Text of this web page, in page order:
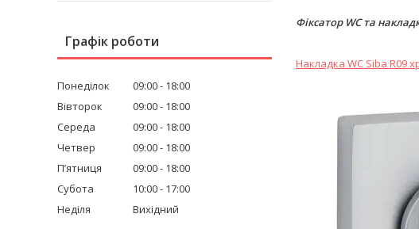
Фіксатор WC та
Накладка WC Siba R09
Графік роботи
Понеділок 09:00
18:00
Вівторок
09:00
18:00
Середа
09:00
18:00
Четвер
09:00
18:00
Пʼятниця
09:00
18:00
Субота
10:00
17:00
Неділя
Вихідний